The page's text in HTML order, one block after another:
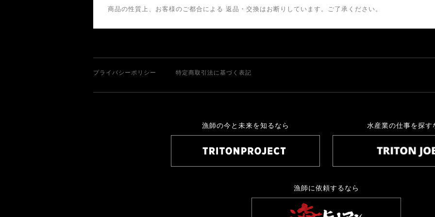
商品の性質上、お客様のご都合による 返品・交換はお断りしています。ご了承ください。
プライバシーポリシー 特定商取引法に基づく表記
漁師の今と未来を知るなら 水産業の仕事を探す
漁師に依頼するなら